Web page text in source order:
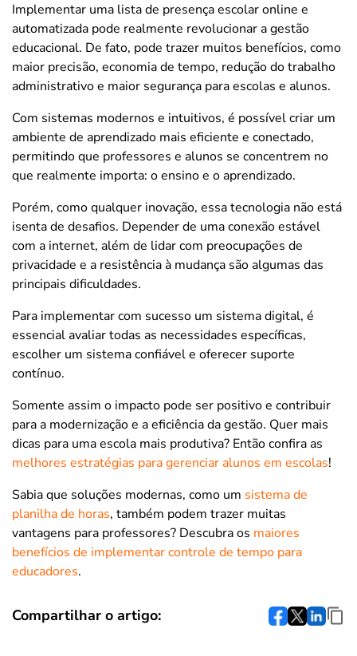
Implementar uma lista de presença escolar online e
automatizada pode realmente revolucionar a gestão
educacional. De fato, pode trazer muitos benefícios, como
maior precisão, economia de tempo, redução do trabalho
administrativo e maior segurança para escolas e alunos.
Com sistemas modernos e intuitivos, é possível criar um
ambiente de aprendizado mais eficiente e conectado,
permitindo que professores e alunos se concentrem no
que realmente importa: o ensino e o aprendizado.
Porém, como qualquer inovação, essa tecnologia não está
isenta de desafios. Depender de uma conexão estável
com a internet, além de lidar com preocupações de
privacidade e a resistência à mudança são algumas das
principais dificuldades.
Para implementar com sucesso um sistema digital, é
essencial avaliar todas as necessidades específicas,
escolher um sistema confiável e oferecer suporte
contínuo.
Somente assim o impacto pode ser positivo e contribuir
para a modernização e a eficiência da gestão. Quer mais
dicas para uma escola mais produtiva? Então confira as
melhores estratégias para gerenciar alunos em escolas!
Sabia que soluções modernas, como um sistema de
planilha de horas, também podem trazer muitas
vantagens para professores? Descubra os maiores
benefícios de implementar controle de tempo para
educadores.
Compartilhar o artigo: